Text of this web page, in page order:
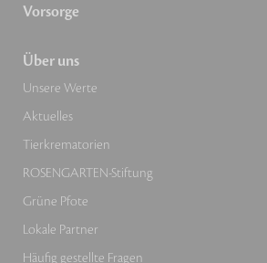
Vorsorge
Über uns
Unsere Werte
Aktuelles
Tierkrematorien
ROSENGARTEN-Stiftung
Grüne Pfote
Lokale Partner
Häufig gestellte Fragen